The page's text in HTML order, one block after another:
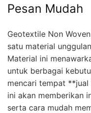
Pesan Mudah
Geotextile Non
satu material
Material ini
untuk berbagai
mencari tempat
ini akan memberikan
serta cara mudah